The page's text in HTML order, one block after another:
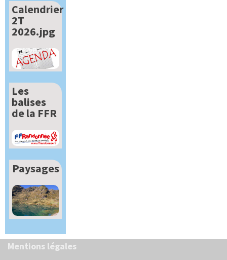
Calendrier
2T
2026.jpg
Les
balises
de la FFR
Paysages
Mentions légales